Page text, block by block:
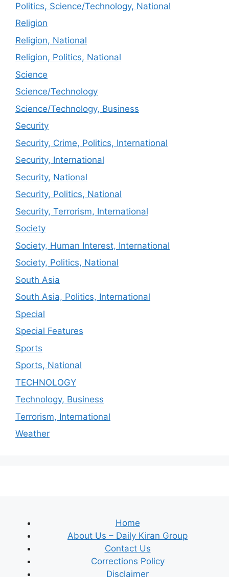
Politics, Science/Technology, National
Religion
Religion, National
Religion, Politics, National
Science
Science/Technology
Science/Technology, Business
Security
Security, Crime, Politics, International
Security, International
Security, National
Security, Politics, National
Security, Terrorism, International
Society
Society, Human Interest, International
Society, Politics, National
South Asia
South Asia, Politics, International
Special
Special Features
Sports
Sports, National
TECHNOLOGY
Technology, Business
Terrorism, International
Weather
Home
About Us – Daily Kiran Group
Contact Us
Corrections Policy
Disclaimer